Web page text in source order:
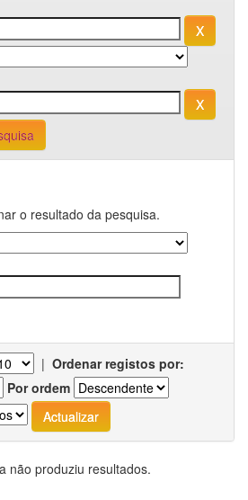
o resultado da pesquisa.
| Ordenar registos por:
Por ordem
não produziu resultados.